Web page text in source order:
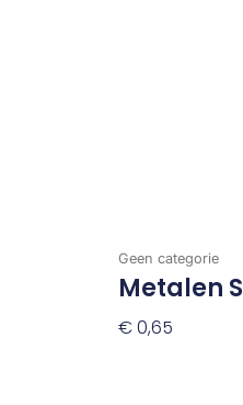
Geen categorie
Metalen
€0,65